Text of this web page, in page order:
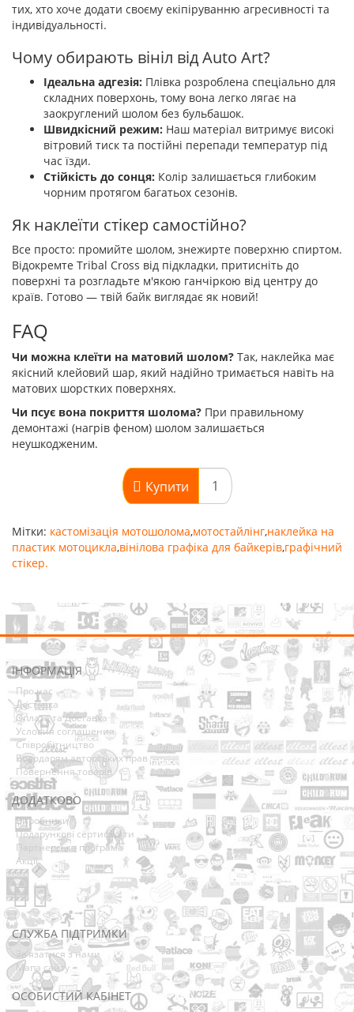
тих, хто хоче додати своєму екіпіруванню агресивності та
індивідуальності.
Чому обирають вініл від Auto Art?
Ідеальна адгезія: Плівка розроблена спеціально для
складних поверхонь, тому вона легко лягає на
заокруглений шолом без бульбашок.
Швидкісний режим: Наш матеріал витримує високі
вітровий тиск та постійні перепади температур під
час їзди.
Стійкість до сонця: Колір залишається глибоким
чорним протягом багатьох сезонів.
Як наклеїти стікер самостійно?
Все просто: промийте шолом, знежирте поверхню спиртом.
Відокремте Tribal Cross від підкладки, притисніть до
поверхні та розгладьте м'якою ганчіркою від центру до
країв. Готово — твій байк виглядає як новий!
FAQ
Чи можна клеїти на матовий шолом? Так, наклейка має
якісний клейовий шар, який надійно тримається навіть на
матових шорстких поверхнях.
Чи псує вона покриття шолома? При правильному
демонтажі (нагрів феном) шолом залишається
неушкодженим.
Купити
Мітки: кастомізація мотошолома,мотостайлінг,наклейка на
пластик мотоцикла,вінілова графіка для байкерів,графічний
стікер.
ІНФОРМАЦІЯ
Про нас
Доставка
Оплата та Доставка
Условия соглашения
Співробітництво
Володарям авторських прав
Повернення товарів
ДОДАТКОВО
Виробники
Подарункові сертифікати
Партнерська програма
Акції
СЛУЖБА ПІДТРИМКИ
Зв’язатися з нами
Мапа сайту
ОСОБИСТИЙ КАБІНЕТ